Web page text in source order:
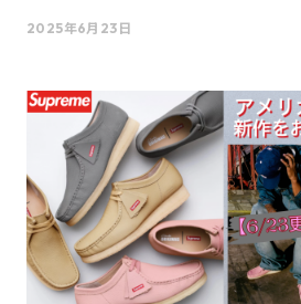
2025年6月23日